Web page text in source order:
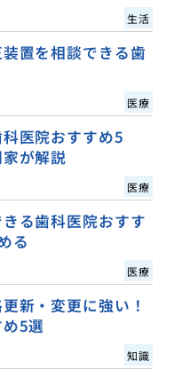
生活
置を相談できる歯
医療
医院おすすめ5
が解説
医療
る歯科医院おすす
る
医療
新・変更に強い！
5選
知識